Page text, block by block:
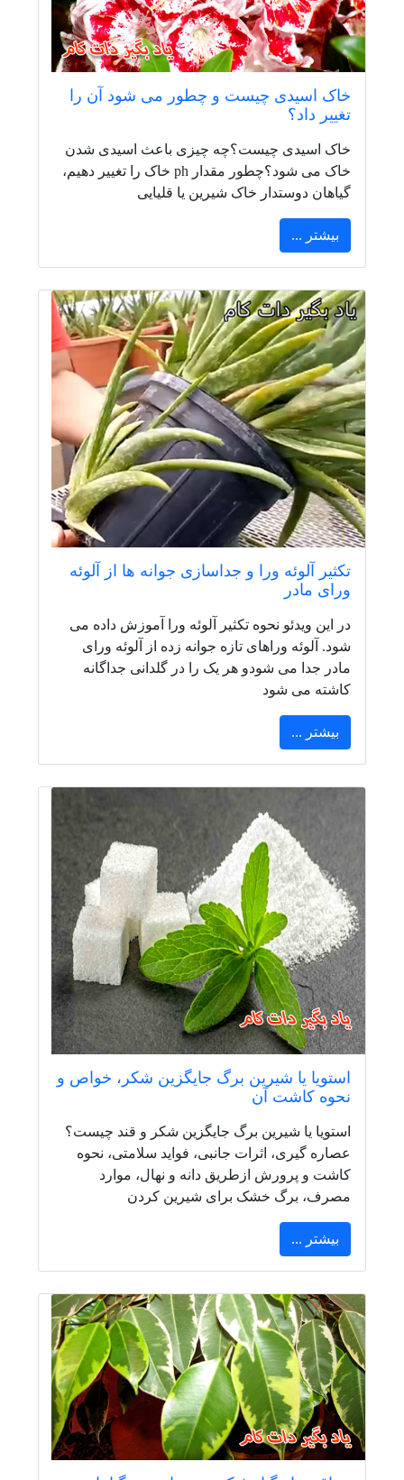
خاک اسیدی چیست و چطور می شود آن را
تغییر داد؟
خاک اسیدی چیست؟چه چیزی باعث اسیدی شدن
خاک می شود؟چطور مقدار ph خاک را تغییر دهیم،
گیاهان دوستدار خاک شیرین یا قلیایی
بیشتر ...
تکثیر آلوئه ورا و جداسازی جوانه ها از آلوئه
ورای مادر
در این ویدئو نحوه تکثیر آلوئه ورا آموزش داده می
شود. آلوئه وراهای تازه جوانه زده از آلوئه ورای
مادر جدا می شودو هر یک را در گلدانی جداگانه
کاشته می شود
بیشتر ...
استویا یا شیرین برگ جایگزین شکر، خواص و
نحوه کاشت آن
استویا یا شیرین برگ جایگزین شکر و قند چیست؟
عصاره گیری، اثرات جانبی، فواید سلامتی، نحوه
کاشت و پرورش ازطریق دانه و نهال، موارد
مصرف، برگ خشک برای شیرین کردن
بیشتر ...